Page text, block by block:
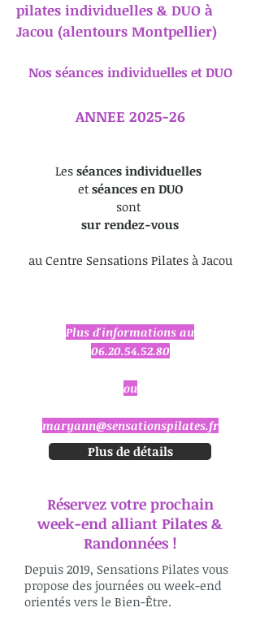
pilates individuelles & DUO à
Jacou (alentours Montpellier)
Nos séances individuelles et DUO
ANNEE 2025-26
Les séances individuelles
et séances en DUO
sont
sur rendez-vous
au Centre Sensations Pilates à Jacou
Plus d'informations au
06.20.54.52.80
ou
maryann@sensationspilates.fr
Plus de détails
Réservez votre prochain
week-end alliant Pilates &
Randonnées !
Depuis 2019, Sensations Pilates vous
propose des journées ou week-end
orientés vers le Bien-Être.